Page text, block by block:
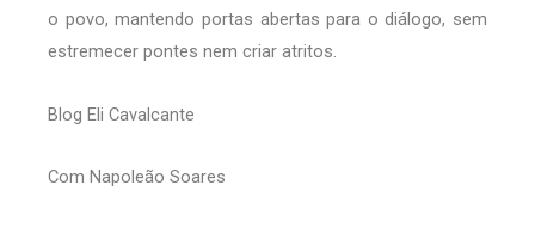
o povo, mantendo portas abertas para o diálogo, sem
estremecer pontes nem criar atritos.
Blog Eli Cavalcante
Com Napoleão Soares